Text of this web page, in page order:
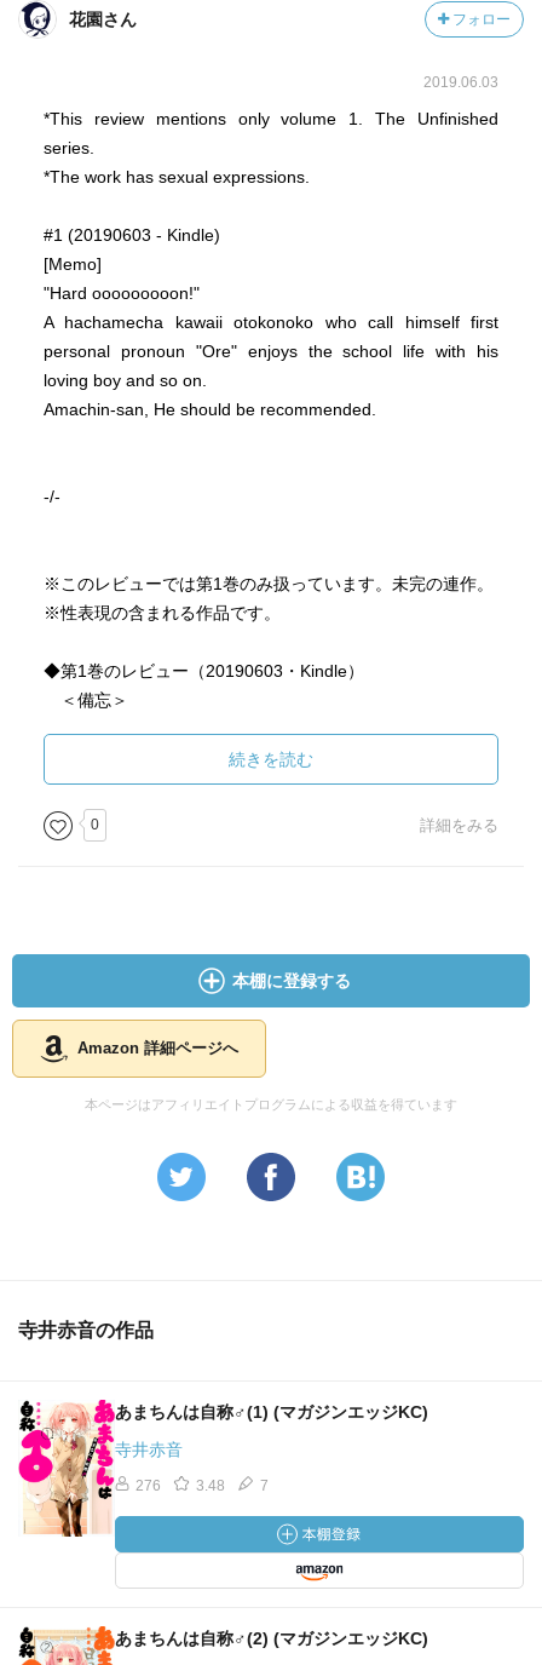
花園さん フォロー
2019.06.03
*This review mentions only volume 1. The Unfinished
series.
*The work has sexual expressions.
#1 (20190603 - Kindle)
[Memo]
"Hard ooooooooon!"
A hachamecha kawaii otokonoko who call himself first
personal pronoun "Ore" enjoys the school life with his
loving boy and so on.
Amachin-san, He should be recommended.
-/-
※このレビューでは第1巻のみ扱っています。未完の連作。
※性表現の含まれる作品です。
◆第1巻のレビュー（20190603・Kindle）
＜備忘＞
一人称「俺」のハチャメチャ可愛い男子が、大好きな男子
やらなんやらとわちゃわちゃする学園物。
あまちんさんかなり推せる。
続きを読む
0 詳細をみる
本棚に登録する
Amazon 詳細ページへ
本ページはアフィリエイトプログラムによる収益を得ています
寺井赤音の作品
あまちんは自称♂(1) (マガジンエッジKC)
寺井赤音
276 3.48 7
あまちんは自称♂(2) (マガジンエッジKC)